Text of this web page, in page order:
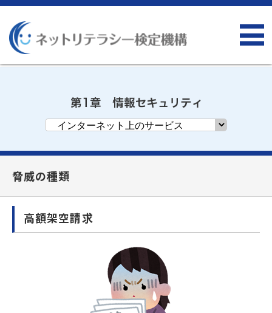
脅威の種類
高額架空請求